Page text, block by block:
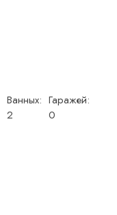
Ванных:
2
Гаражей:
0